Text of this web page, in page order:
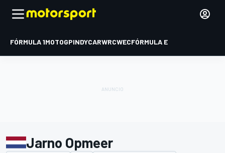
FÓRMULA 1MOTOGPINDYCARWRCWECFÓRMULA E
Jarno Opmeer